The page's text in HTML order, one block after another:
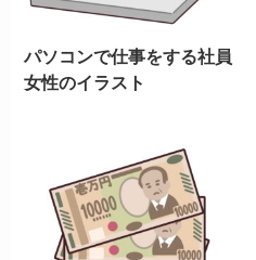
パソコンで仕事をする社員
女性のイラスト